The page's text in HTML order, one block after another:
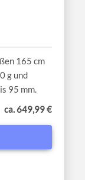
165 cm
g und
95 mm.
ca. 649,99 €